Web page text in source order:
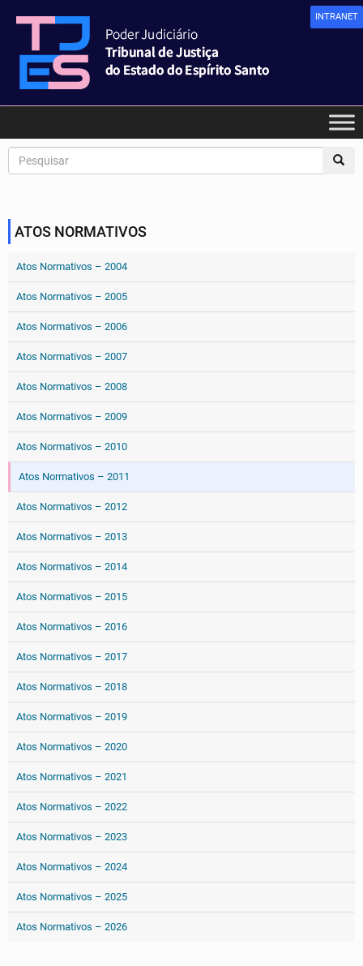
INTRANET
ATOS NORMATIVOS
Atos Normativos – 2004
Atos Normativos – 2005
Atos Normativos – 2006
Atos Normativos – 2007
Atos Normativos – 2008
Atos Normativos – 2009
Atos Normativos – 2010
Atos Normativos – 2011
Atos Normativos – 2012
Atos Normativos – 2013
Atos Normativos – 2014
Atos Normativos – 2015
Atos Normativos – 2016
Atos Normativos – 2017
Atos Normativos – 2018
Atos Normativos – 2019
Atos Normativos – 2020
Atos Normativos – 2021
Atos Normativos – 2022
Atos Normativos – 2023
Atos Normativos – 2024
Atos Normativos – 2025
Atos Normativos – 2026